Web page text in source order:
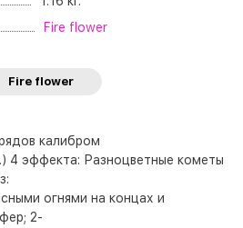
Fire flower
Fire flower
калибром
4 эффекта: Разноцветные кометы
огнями на концах и
2-